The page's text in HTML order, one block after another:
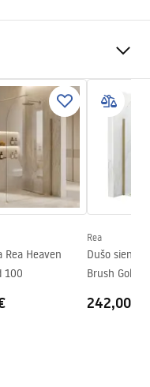
montavimas
mm
mm
pasukama
mm
_5.pdf
Rea Heaven
100
Rea
Dušo siena
Brush Gold
242,00 €